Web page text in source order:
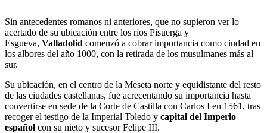
Sin antecedentes romanos ni anteriores, que no supieron ver lo
acertado de su ubicación entre los ríos Pisuerga y
Esgueva, Valladolid comenzó a cobrar importancia como ciudad en
los albores del año 1000, con la retirada de los musulmanes más al
sur.
Su ubicación, en el centro de la Meseta norte y equidistante del resto
de las ciudades castellanas, fue acrecentando su importancia hasta
convertirse en sede de la Corte de Castilla con Carlos I en 1561, tras
recoger el testigo de la Imperial Toledo y capital del Imperio
español con su nieto y sucesor Felipe III.